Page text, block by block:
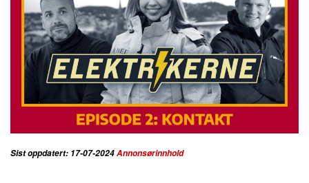
Sist oppdatert: 17-07-2024Annonsørinnhold